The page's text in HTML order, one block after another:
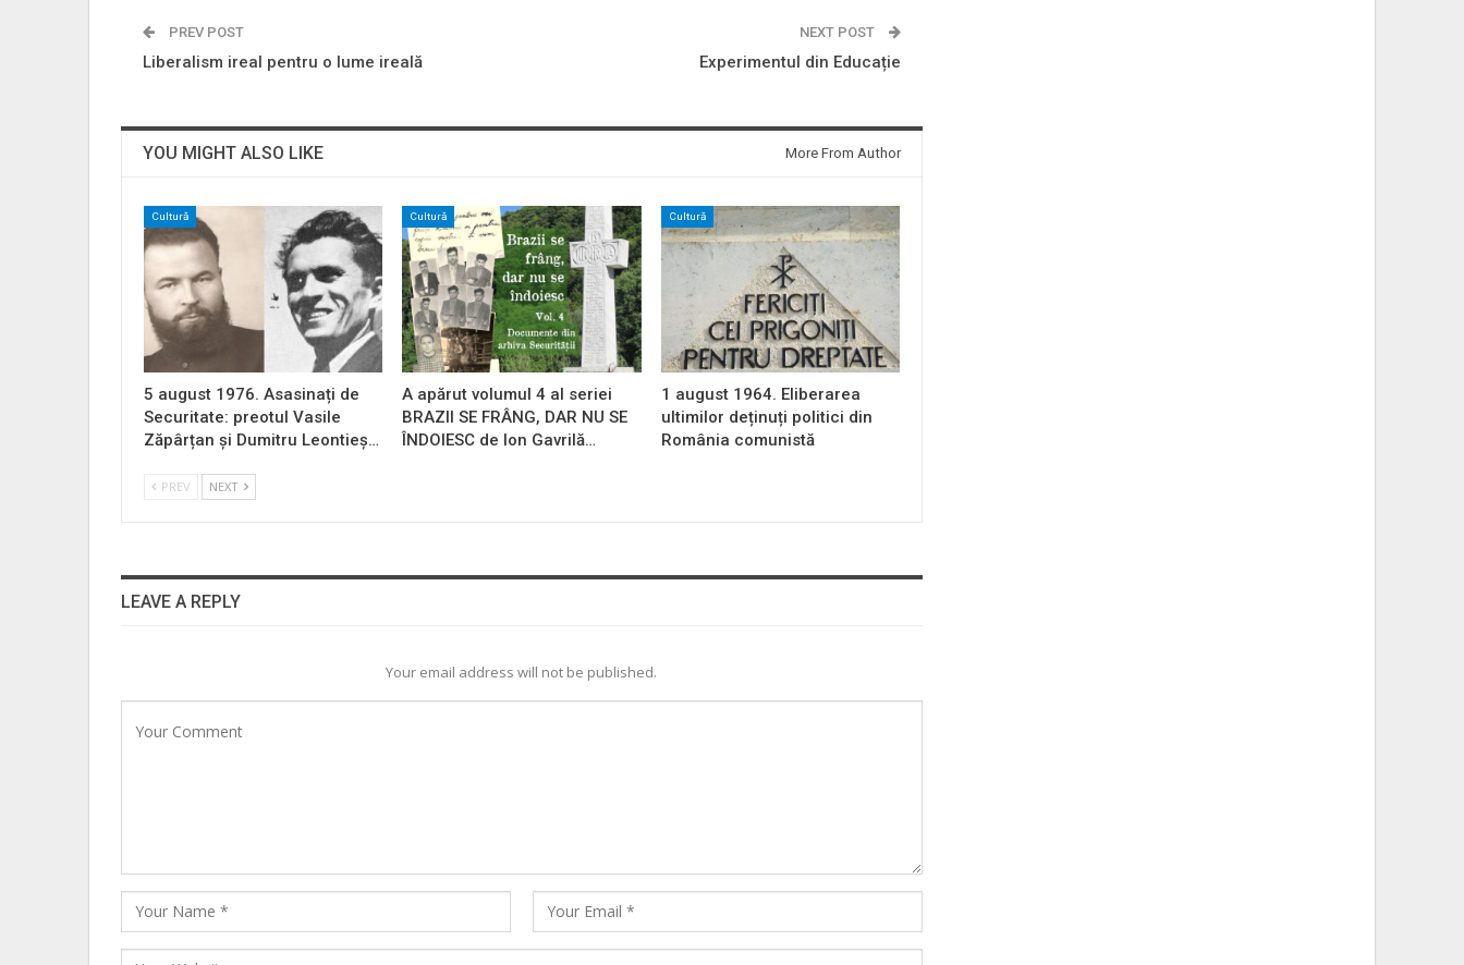
PREV POST
Liberalism ireal pentru o lume ireală
NEXT POST
Experimentul din Educație
YOU MIGHT ALSO LIKE More From Author
Cultură
5 august 1976. Asasinați de
Securitate: preotul Vasile
Zăpârțan și Dumitru Leontieș…
Cultură
A apărut volumul 4 al seriei
BRAZII SE FRÂNG, DAR NU SE
ÎNDOIESC de Ion Gavrilă…
Cultură
1 august 1964. Eliberarea
ultimilor deținuți politici din
România comunistă
PREV NEXT
LEAVE A REPLY
Your email address will not be published.